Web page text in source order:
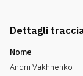
Dettagli
Nome
Andrii Vakhnenko